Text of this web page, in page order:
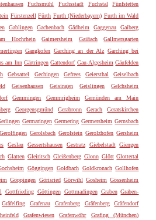
Fuchsmühl Fuchsstadt Fuchstal
Fünfstetten
Fürstenzell Fürth Furth (Niederbayern) Furth im Wald
Gablingen Gachenbach Gädheim Gaggenau
Gaiberg
Hochrhein Gaimersheim Gaißach
Gallmersgarten
Gangkofen Garching an der Alz Garching bei
am Inn Gärtringen Gattendorf Gau-Algesheim Gäufelden
Gebsattel Gechingen Gefrees Geiersthal
Geiselbach
Geisenhausen Geisingen Geislingen
Gelchsheim
Gemmingen Gemmrigheim
Gemünden am Main
Georgensgmünd Gerabronn Gerach
Geratskirchen
Germaringen Germering Germersheim Gernsbach
Gerolfingen Gerolsbach Gerolstein Gerolzhofen Gersheim
Geslau Gessertshausen Gestratz Giebelstadt
Giengen
Glatten Gleiritsch Gleißenberg Glonn Glött Glottertal
Göggingen Goldbach Goldkronach Gollhofen
Göppingen Görisried Görwihl Gosheim Gössenheim
Gottfrieding Göttingen Gottmadingen Graben Graben-
Gräfelfing Grafenau Grafenberg Gräfenberg
Gräfendorf
Grafenwiesen Grafenwöhr
Grafing (München)